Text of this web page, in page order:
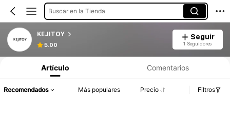
Buscar en la Tienda
KEJITOY
5.00
Seguir
1 Seguidores
Artículo Comentarios
Recomendados Más populares Precio Filtros